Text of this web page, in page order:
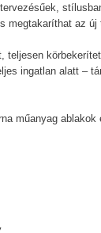
megtakaríthat az új
teljesen
ingatlan alatt –
műanyag ablakok